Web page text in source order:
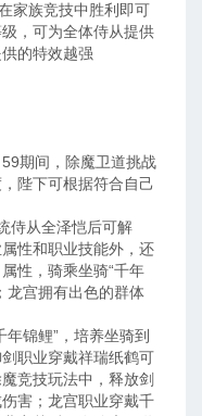
家族竞技中胜利即可
，可为全体侍从提供
的特效越强
期间，除魔卫道挑战
陛下可根据符合自己
侍从全泽恺后可解
性和职业技能外，还
性，骑乘坐骑“千年
龙宫拥有出色的群体
锦鲤”，培养坐骑到
职业穿戴祥瑞纸鹤可
竞技玩法中，释放剑
害；龙宫职业穿戴千